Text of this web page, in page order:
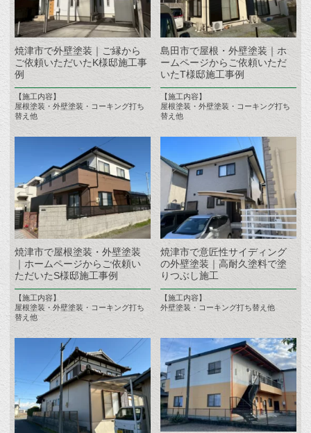
焼津市で外壁塗装｜ご縁から
ご依頼いただいたK様邸施工事
例
【施工内容】
屋根塗装・外壁塗装・コーキング打ち
替え他
島田市で屋根・外壁塗装｜ホ
ームページからご依頼いただ
いたT様邸施工事例
【施工内容】
屋根塗装・外壁塗装・コーキング打ち
替え他
焼津市で屋根塗装・外壁塗装
｜ホームページからご依頼い
ただいたS様邸施工事例
【施工内容】
屋根塗装・外壁塗装・コーキング打ち
替え他
焼津市で意匠性サイディング
の外壁塗装｜高耐久塗料で塗
りつぶし施工
【施工内容】
外壁塗装・コーキング打ち替え他